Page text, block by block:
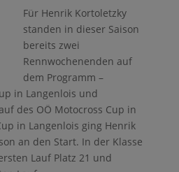
Für Henrik Kortoletzky
standen in dieser Saison
bereits zwei
Rennwochenenden auf
dem Programm –
in Langenlois und
des OÖ Motocross Cup in
in Langenlois ging Henrik
an den Start. In der Klasse
Lauf Platz 21 und